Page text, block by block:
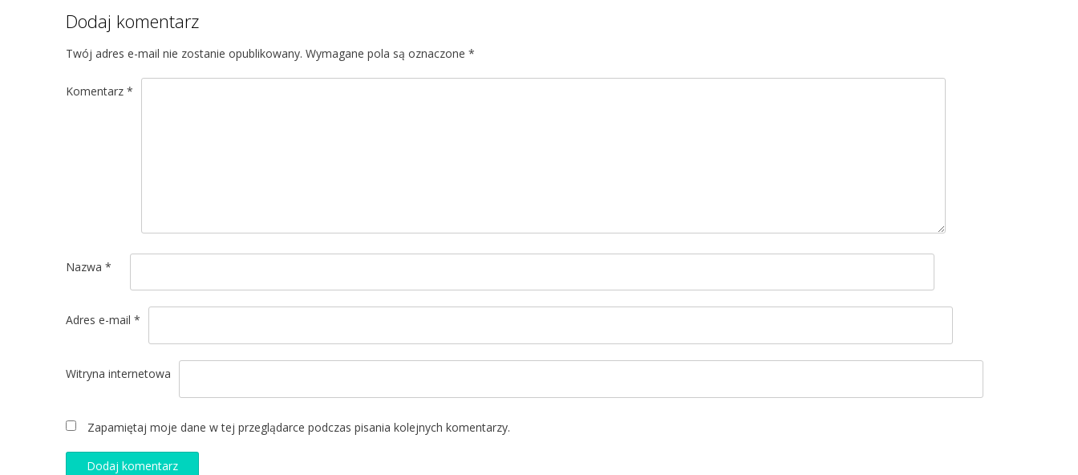
Dodaj komentarz
Twój adres e-mail nie zostanie opublikowany. Wymagane pola są oznaczone *
Komentarz *
Nazwa *
Adres e-mail *
Witryna internetowa
Zapamiętaj moje dane w tej przeglądarce podczas pisania kolejnych komentarzy.